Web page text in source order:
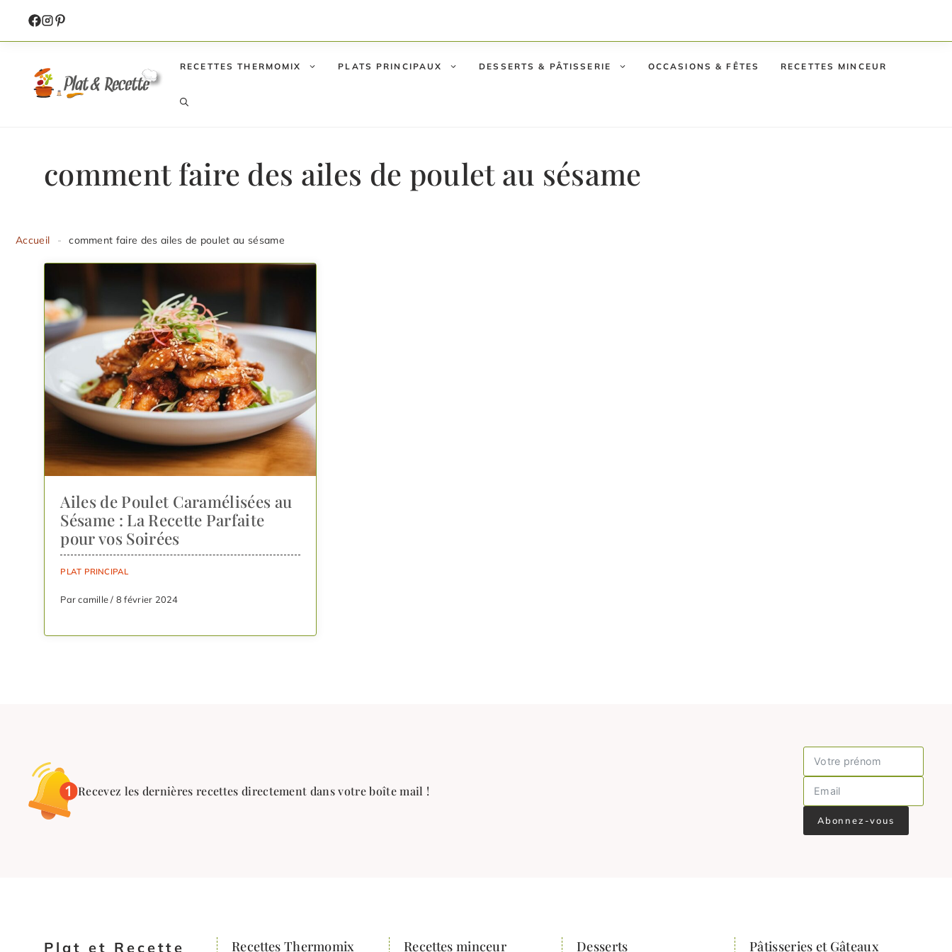
contenu
RECETTES THERMOMIX PLATS PRINCIPAUX DESSERTS & PÂTISSERIE OCCASIONS & FÊTES RECETTES MINCEUR
comment faire des ailes de poulet au sésame
Accueil - comment faire des ailes de poulet au sésame
Ailes de Poulet Caramélisées au
Sésame : La Recette Parfaite
pour vos Soirées
PLAT PRINCIPAL
Par camille / 8 février 2024
Recevez les dernières recettes directement dans votre boîte mail !
Abonnez-vous
Plat et Recette Recettes Thermomix Recettes minceur Desserts Pâtisseries et Gâteaux